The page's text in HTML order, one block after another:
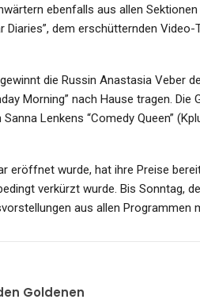
ebenfalls aus allen
Diaries”, dem erschütternden
die Russin Anastasia Veber
Morning” nach Hause tragen. Die
Lenkens “Comedy Queen”
eröffnet wurde, hat ihre Preise
verkürzt wurde. Bis Sonntag,
aus allen Programmen
Goldenen